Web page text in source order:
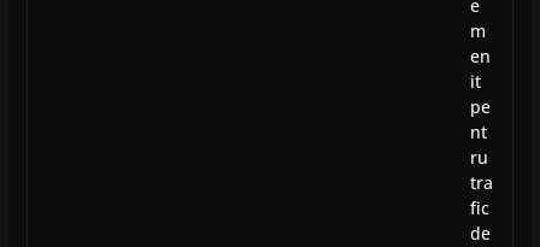
e
m
en
it
pe
nt
ru
tra
fic
de